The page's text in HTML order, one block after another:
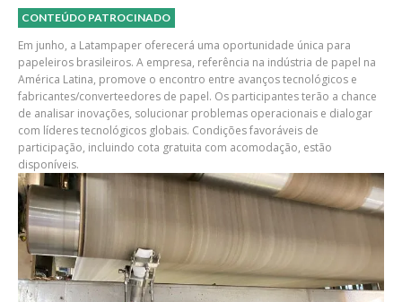
CONTEÚDO PATROCINADO
Em junho, a Latampaper oferecerá uma oportunidade única para
papeleiros brasileiros. A empresa, referência na indústria de papel na
América Latina, promove o encontro entre avanços tecnológicos e
fabricantes/converteedores de papel. Os participantes terão a chance
de analisar inovações, solucionar problemas operacionais e dialogar
com líderes tecnológicos globais. Condições favoráveis de
participação, incluindo cota gratuita com acomodação, estão
disponíveis.